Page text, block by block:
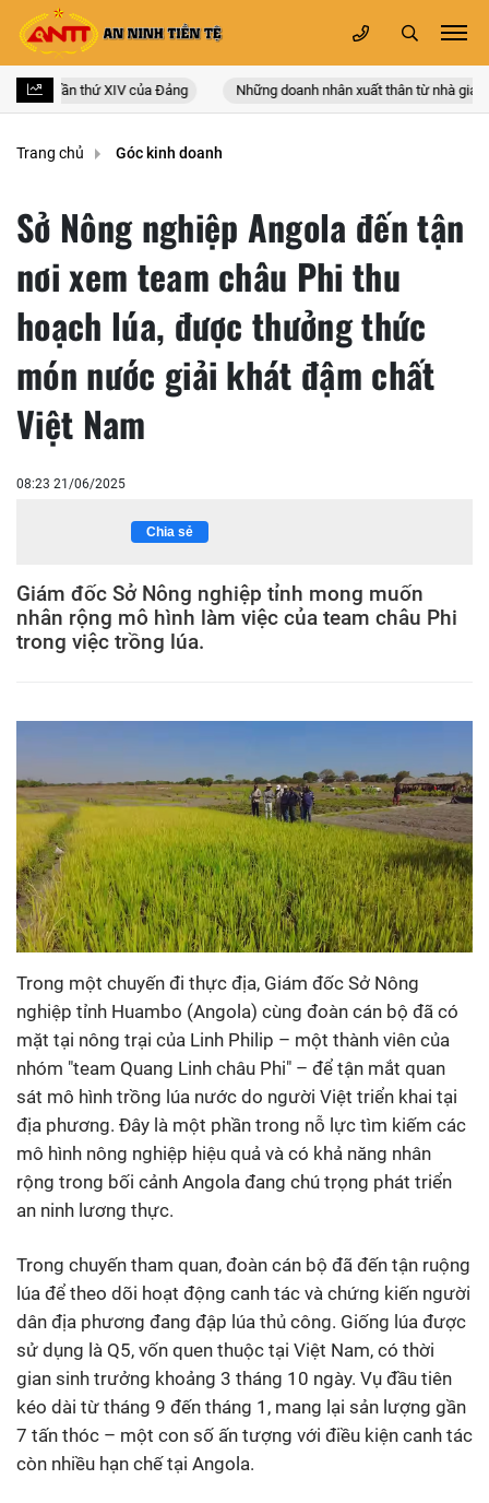
lần thứ XIV của Đảng Những doanh nhân xuất thân từ nhà giáo
Trang chủ Góc kinh doanh
Sở Nông nghiệp Angola đến tận
nơi xem team châu Phi thu
hoạch lúa, được thưởng thức
món nước giải khát đậm chất
Việt Nam
08:23 21/06/2025
Chia sẻ
Giám đốc Sở Nông nghiệp tỉnh mong muốn
nhân rộng mô hình làm việc của team châu Phi
trong việc trồng lúa.
Trong một chuyến đi thực địa, Giám đốc Sở Nông
nghiệp tỉnh Huambo (Angola) cùng đoàn cán bộ đã có
mặt tại nông trại của Linh Philip – một thành viên của
nhóm "team Quang Linh châu Phi" – để tận mắt quan
sát mô hình trồng lúa nước do người Việt triển khai tại
địa phương. Đây là một phần trong nỗ lực tìm kiếm các
mô hình nông nghiệp hiệu quả và có khả năng nhân
rộng trong bối cảnh Angola đang chú trọng phát triển
an ninh lương thực.
Trong chuyến tham quan, đoàn cán bộ đã đến tận ruộng
lúa để theo dõi hoạt động canh tác và chứng kiến người
dân địa phương đang đập lúa thủ công. Giống lúa được
sử dụng là Q5, vốn quen thuộc tại Việt Nam, có thời
gian sinh trưởng khoảng 3 tháng 10 ngày. Vụ đầu tiên
kéo dài từ tháng 9 đến tháng 1, mang lại sản lượng gần
7 tấn thóc – một con số ấn tượng với điều kiện canh tác
còn nhiều hạn chế tại Angola.